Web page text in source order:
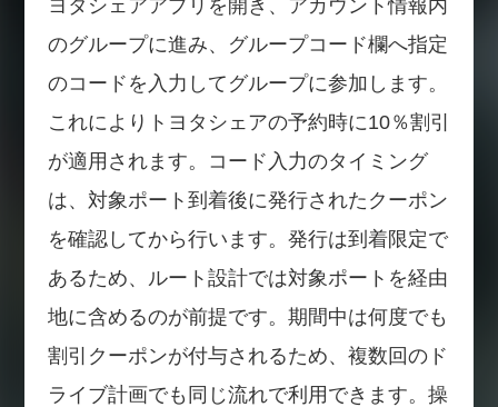
ヨタシェアアプリを開き、アカウント情報内
のグループに進み、グループコード欄へ指定
のコードを入力してグループに参加します。
これによりトヨタシェアの予約時に10％割引
が適用されます。コード入力のタイミング
は、対象ポート到着後に発行されたクーポン
を確認してから行います。発行は到着限定で
あるため、ルート設計では対象ポートを経由
地に含めるのが前提です。期間中は何度でも
割引クーポンが付与されるため、複数回のド
ライブ計画でも同じ流れで利用できます。操